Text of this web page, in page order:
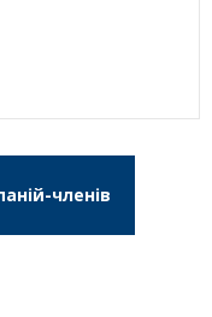
членів